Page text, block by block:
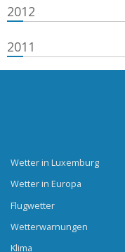
2012
2011
Wetter in Luxemburg
Wetter in Europa
Flugwetter
Wetterwarnungen
Klima